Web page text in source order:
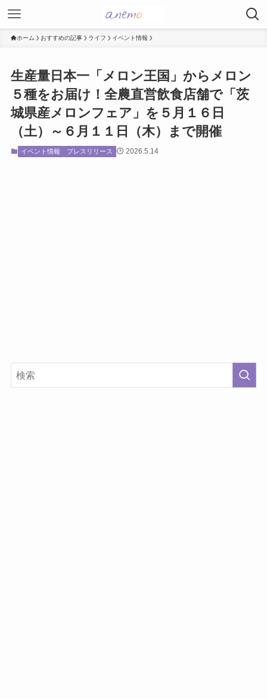
ホーム おすすめの記事 ライフ イベント情報
生産量日本一「メロン王国」からメロン
５種をお届け！全農直営飲食店舗で「茨
城県産メロンフェア」を５月１６日
（土）～６月１１日（木）まで開催
イベント情報 プレスリリース 2026.5.14